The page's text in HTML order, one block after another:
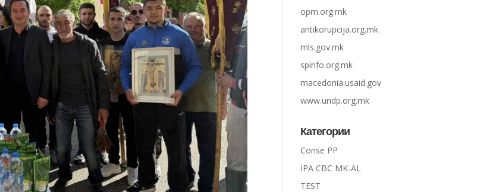
opm.org.mk
antikorupcija.org.mk
mls.gov.mk
spinfo.org.mk
macedonia.usaid.gov
www.undp.org.mk
Категории
Conse PP
IPA CBC MK-AL
TEST